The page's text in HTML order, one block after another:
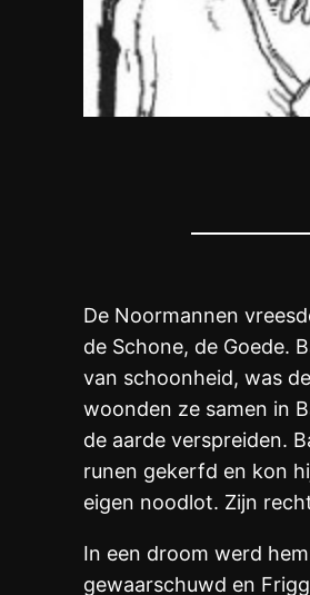
De Noormannen
de Schone, de Goede.
van schoonheid, was
woonden ze samen in
de aarde verspreiden.
runen gekerfd en kon
eigen noodlot. Zijn
In een droom werd
gewaarschuwd en